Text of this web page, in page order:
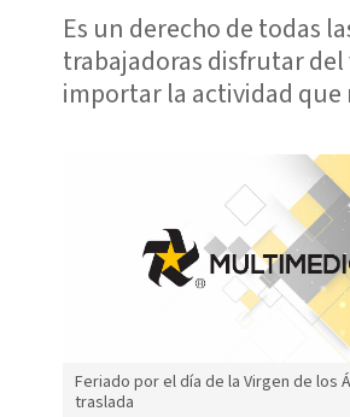
Es un derecho de todas
trabajadoras disfrutar
importar la actividad que
Feriado por el día de la Virgen de los
traslada